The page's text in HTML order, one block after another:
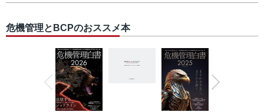
危機管理とBCPのおススメ本